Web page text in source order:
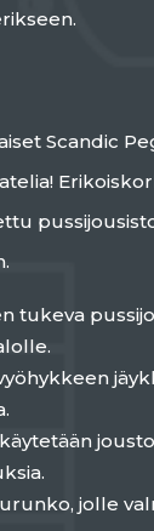
Scandic
tukeva
jolle